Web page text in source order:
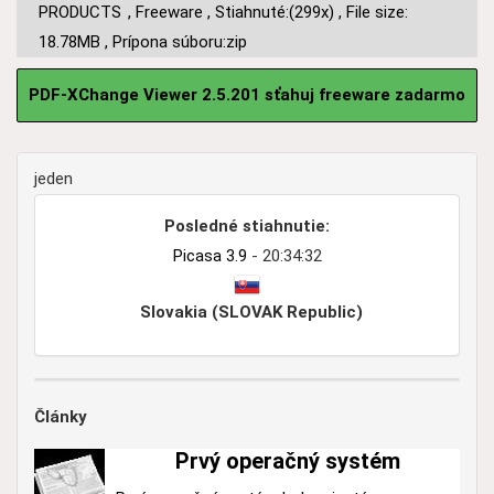
PRODUCTS , Freeware , Stiahnuté:(299x) , File size:
18.78MB , Prípona súboru:zip
PDF-XChange Viewer 2.5.201 sťahuj freeware zadarmo
jeden
Posledné stiahnutie:
Picasa 3.9 - 20:34:32
Slovakia (SLOVAK Republic)
Články
Prvý operačný systém